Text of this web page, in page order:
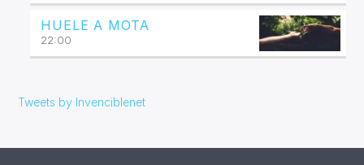
HUELE A MOTA
22:00
Tweets by Invenciblenet